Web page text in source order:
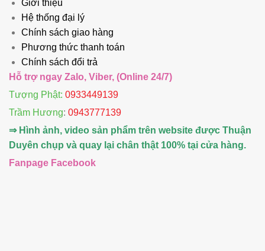
Giới thiệu
Hệ thống đại lý
Chính sách giao hàng
Phương thức thanh toán
Chính sách đổi trả
Hỗ trợ ngay Zalo, Viber, (Online 24/7)
Tượng Phật: 0933449139
Trầm Hương: 0943777139
⇒ Hình ảnh, video sản phẩm trên website được Thuận
Duyên chụp và quay lại chân thật 100% tại cửa hàng.
Fanpage Facebook